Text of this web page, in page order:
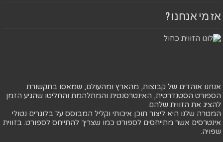
אז מי אנחנו ?
אנחנו אוהדים של קבוצות, מהארץ ומהעולם, שמאסו בתקשורת
הספורט הסטנדרטית, האינטרסנטית והמתלהמת והחליטו שהגיע הזמן
להציג את הזווית שלהם.
המטרה שלנו היא ליצור תוכן איכותי וקליל המבוסס על בלוגרים נטולי
אינטרסים אשר מתייחסים לספורט כמו שצריך להתייחס לספורט. בזווית
שפויה.